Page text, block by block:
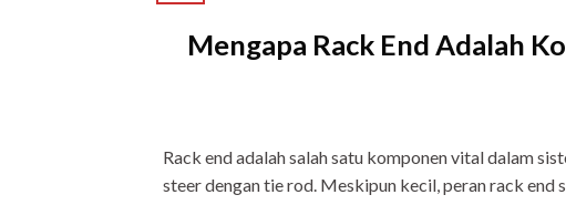
Mengapa Rack End Adalah
Rack end adalah salah satu komponen vital dalam
steer dengan tie rod. Meskipun kecil, peran rack